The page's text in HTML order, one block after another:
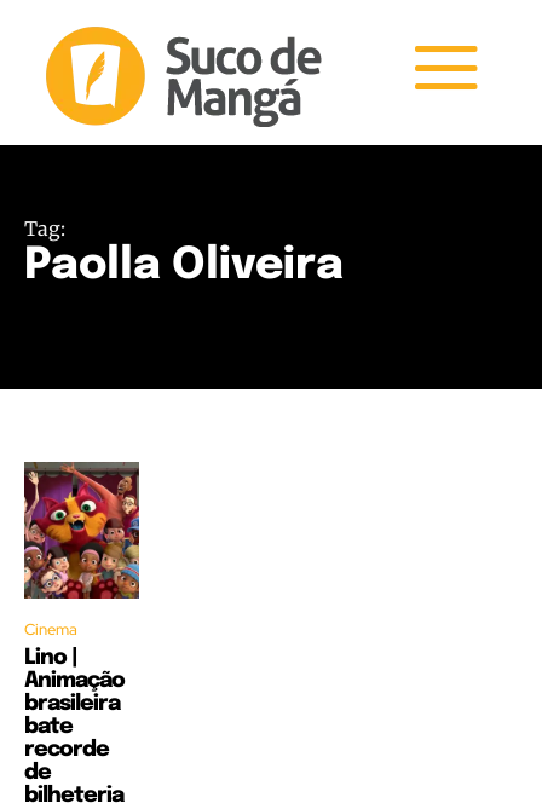
Tag:
Paolla Oliveira
Cinema
Lino |
Animação
brasileira
bate
recorde
de
bilheteria